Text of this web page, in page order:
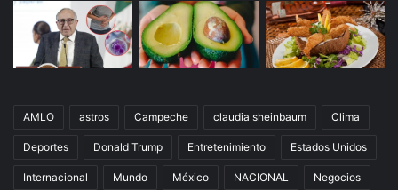
AMLO astros Campeche claudia sheinbaum Clima
Deportes Donald Trump Entretenimiento Estados Unidos
Internacional Mundo México NACIONAL Negocios